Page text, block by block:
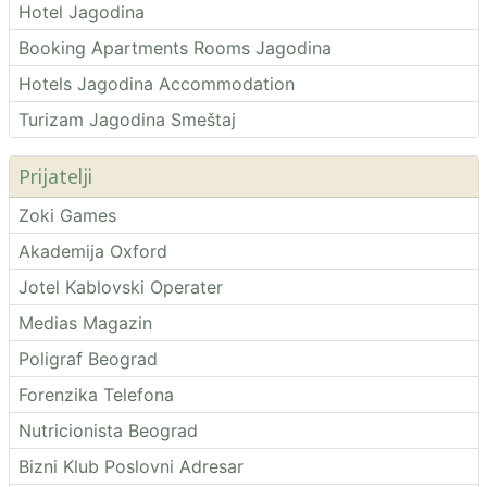
Hotel Jagodina
Booking Apartments Rooms Jagodina
Hotels Jagodina Accommodation
Turizam Jagodina Smeštaj
Prijatelji
Zoki Games
Akademija Oxford
Jotel Kablovski Operater
Medias Magazin
Poligraf Beograd
Forenzika Telefona
Nutricionista Beograd
Bizni Klub Poslovni Adresar